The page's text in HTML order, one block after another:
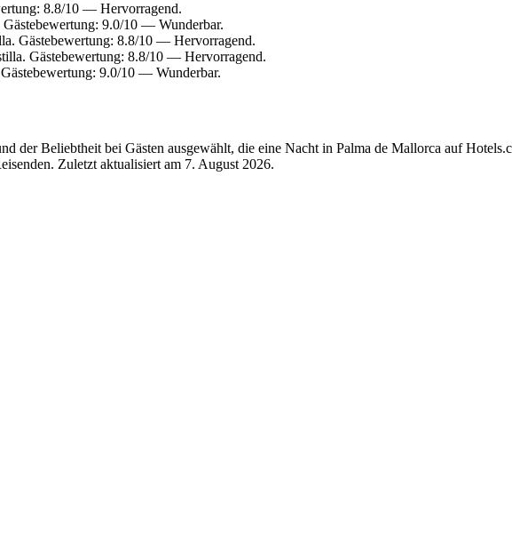
8.8/10 — Hervorragend.
9.0/10 — Wunderbar.
Gästebewertung: 8.8/10 — Hervorragend.
Gästebewertung: 8.8/10 — Hervorragend.
9.0/10 — Wunderbar.
der Beliebtheit bei Gästen ausgewählt, die eine Nacht in Palma de Mallorca auf
Zuletzt aktualisiert am 7. August 2026.